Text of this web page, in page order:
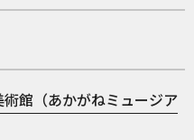
館（あかがねミュージア